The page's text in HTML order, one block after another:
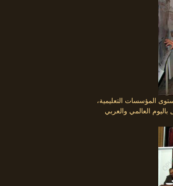
المؤسسات التعليمية،
العالمي والعربي